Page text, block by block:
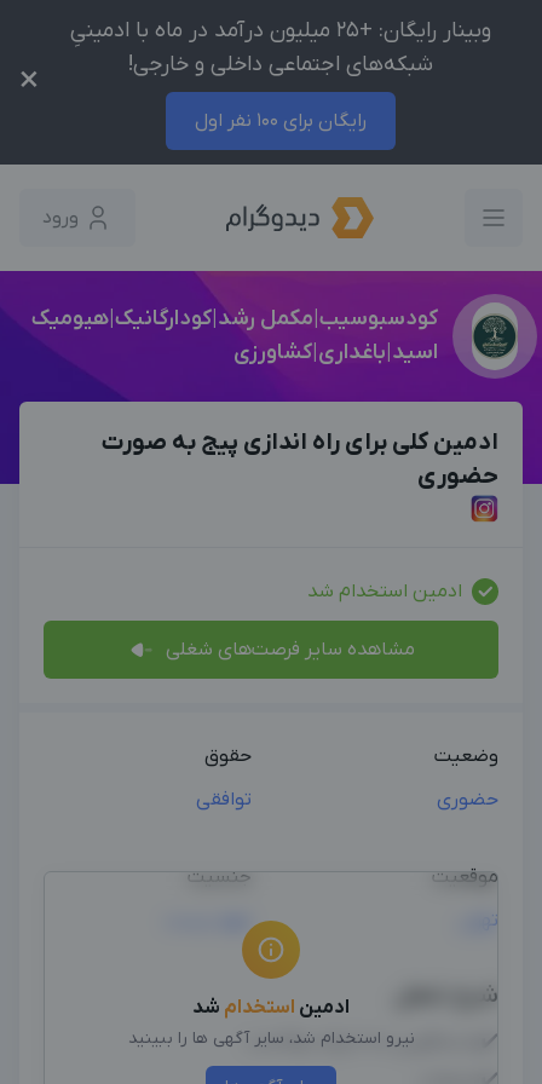
وبینار رایگان: +25 میلیون درآمد در ماه با ادمینیِ
شبکه‌های اجتماعی داخلی و خارجی!
رایگان برای 100 نفر اول
×
ورود
کودسبوسیب|مکمل رشد|کودارگانیک|هیومیک
اسید|باغداری|کشاورزی
ادمین کلی برای راه اندازی پیج به صورت
حضوری
ادمین استخدام شد
مشاهده سایر فرصت‌های شغلی
وضعیت
حضوری
حقوق
توافقی
موقعیت
تهران
جنسیت
شرح شغل
✔️پاسخگویی به دایرکت وکامنت
ادمین استخدام شد
نیرو استخدام شد، سایر آگهی ها را ببینید